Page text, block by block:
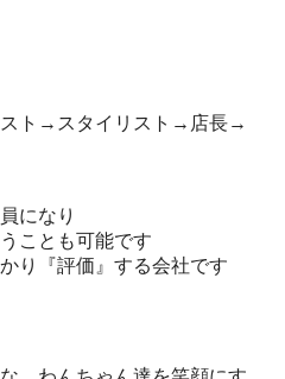
ト→スタイリスト→店長→
になり
ことも可能です
り『評価』する会社です